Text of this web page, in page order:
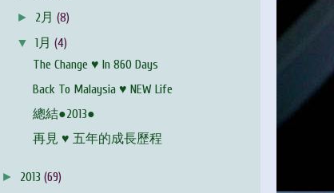
► 2月(8)
▼1月(4)
The Change ♥ In 860 Days
Back To Malaysia ♥ NEW Life
總結●2013●
再見 ♥ 五年的成長歷程
► 2013 (69)